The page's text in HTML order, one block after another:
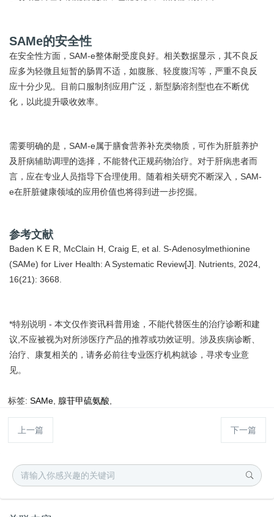
SAMe的安全性
在安全性方面，SAM-e整体耐受度良好。相关数据显示，其不良反
应多为轻微且短暂的肠胃不适，如腹胀、轻度腹泻等，严重不良反
应十分少见。目前口服制剂应用广泛，新型肠溶剂型也在不断优
化，以此提升吸收效率。
需要明确的是，SAM-e属于膳食营养补充类物质，可作为肝脏养护
及肝病辅助调理的选择，不能替代正规药物治疗。对于肝病患者而
言，应在专业人员指导下合理使用。随着相关研究不断深入，SAM-
e在肝脏健康领域的应用价值也将得到进一步挖掘。
参考文献
Baden K E R, McClain H, Craig E, et al. S-Adenosylmethionine
(SAMe) for Liver Health: A Systematic Review[J]. Nutrients, 2024,
16(21): 3668.
*特别说明 - 本文仅作资讯科普用途，不能代替医生的治疗诊断和建
议,不应被视为对所涉医疗产品的推荐或功效证明。涉及疾病诊断、
治疗、康复相关的，请务必前往专业医疗机构就诊，寻求专业意
见。
标签: SAMe 腺苷甲硫氨酸
上一篇 下一篇